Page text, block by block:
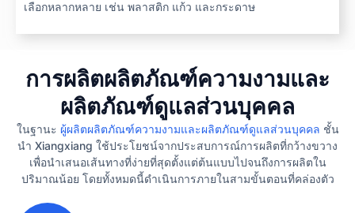
เลือกหลากหลาย เช่น พลาสติก แก้ว และกระดาษ
การผลิตผลิตภัณฑ์ความงามและ
ผลิตภัณฑ์ดูแลส่วนบุคคล
ในฐานะ ผู้ผลิตผลิตภัณฑ์ความงามและผลิตภัณฑ์ดูแลส่วนบุคคล ชั้น
นำ Xiangxiang ใช้ประโยชน์จากประสบการณ์การผลิตที่กว้างขวาง
เพื่อนำเสนอเส้นทางที่ง่ายที่สุดตั้งแต่ต้นแบบไปจนถึงการผลิตใน
ปริมาณน้อย โดยทั้งหมดนี้ดำเนินการภายในสามขั้นตอนที่คล่องตัว